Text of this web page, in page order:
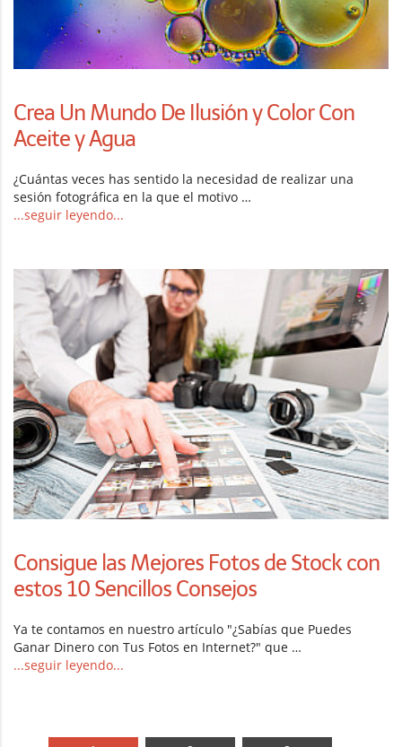
Crea Un Mundo De Ilusión y Color Con
Aceite y Agua
¿Cuántas veces has sentido la necesidad de realizar una
sesión fotográfica en la que el motivo …
...seguir leyendo...
Consigue las Mejores Fotos de Stock con
estos 10 Sencillos Consejos
Ya te contamos en nuestro artículo "¿Sabías que Puedes
Ganar Dinero con Tus Fotos en Internet?" que …
...seguir leyendo...